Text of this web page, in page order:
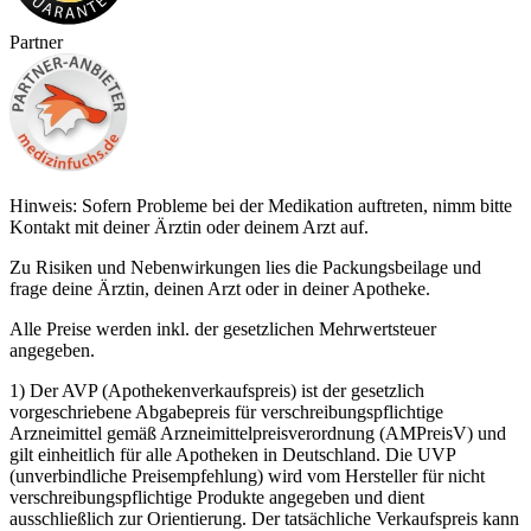
Partner
Hinweis: Sofern Probleme bei der Medikation auftreten, nimm bitte
Kontakt mit deiner Ärztin oder deinem Arzt auf.
Zu Risiken und Nebenwirkungen lies die Packungsbeilage und
frage deine Ärztin, deinen Arzt oder in deiner Apotheke.
Alle Preise werden inkl. der gesetzlichen Mehrwertsteuer
angegeben.
1) Der AVP (Apothekenverkaufspreis) ist der gesetzlich
vorgeschriebene Abgabepreis für verschreibungspflichtige
Arzneimittel gemäß Arzneimittelpreisverordnung (AMPreisV) und
gilt einheitlich für alle Apotheken in Deutschland. Die UVP
(unverbindliche Preisempfehlung) wird vom Hersteller für nicht
verschreibungspflichtige Produkte angegeben und dient
ausschließlich zur Orientierung. Der tatsächliche Verkaufspreis kann